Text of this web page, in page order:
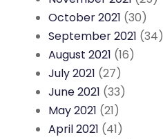
October 2021 (30)
September 2021 (34)
August 2021 (16)
July 2021 (27)
June 2021 (33)
May 2021 (21)
April 2021 (41)